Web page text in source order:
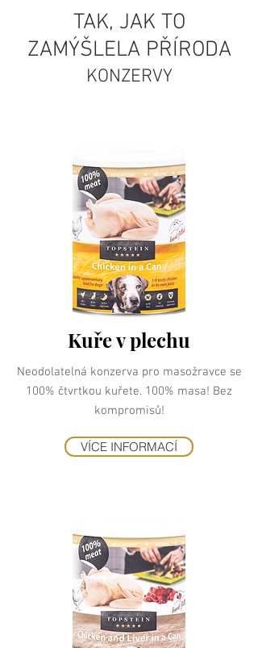
TAK, JAK TO
ZAMÝŠLELA PŘÍRODA
KONZERVY
Kuře v plechu
Neodolatelná konzerva pro masožravce se
100% čtvrtkou kuřete. 100% masa! Bez
kompromisů!
VÍCE INFORMACÍ